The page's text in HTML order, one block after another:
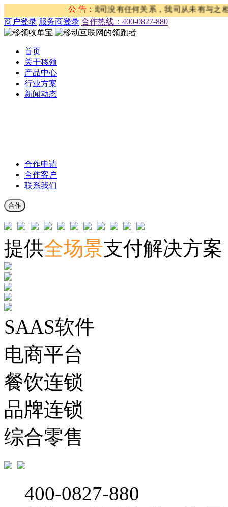
公 告：
东刷单”等活动与我司没有任何关系，我司从未有与
商户登录 服务商登录 合作热线：‭400-0827-880
首页
关于移领
产品中心
行业方案
新闻动态
合作申请
合作客户
联系我们
合作
提供全场景支付解决方案
SAAS软件
电商平台
餐饮连锁
品牌连锁
综合零售
‭400-0827-880